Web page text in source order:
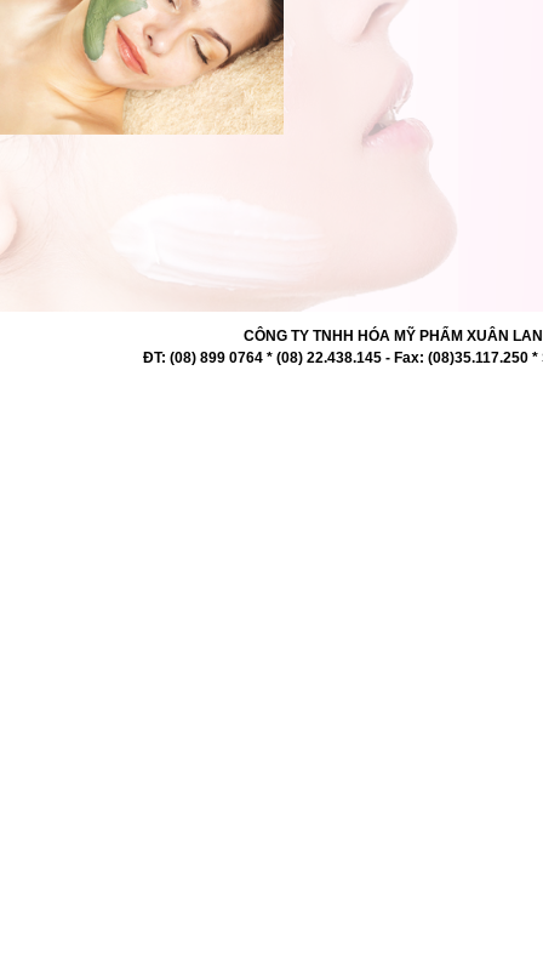
CÔNG TY TNHH HÓA MỸ PHẨM XUÂN
ĐT: (08) 899 0764 * (08) 22.438.145 - Fax: